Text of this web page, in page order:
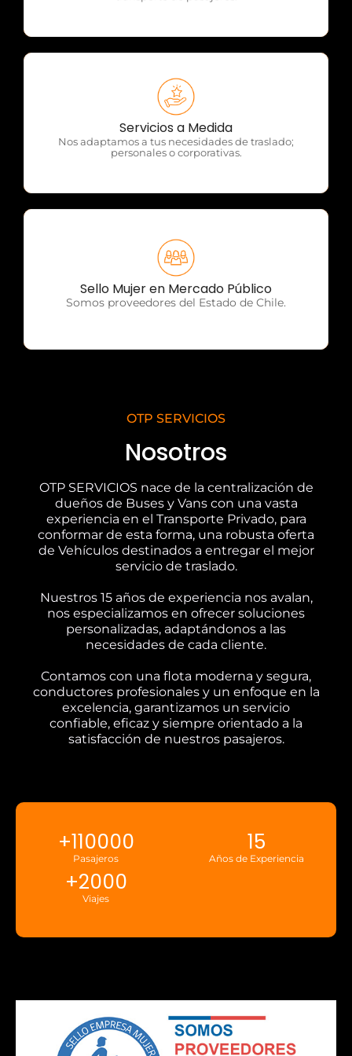
Servicios a Medida
Nos adaptamos a tus necesidades de traslado;
personales o corporativas.
OTP Servicios
Sello Mujer en Mercado Público
Somos proveedores del Estado de Chile.
OTP Servicios
OTP SERVICIOS
Nosotros
OTP SERVICIOS nace de la centralización de
dueños de Buses y Vans con una vasta
experiencia en el Transporte Privado, para
conformar de esta forma, una robusta oferta
de Vehículos destinados a entregar el mejor
servicio de traslado.
Nuestros 15 años de experiencia nos avalan,
nos especializamos en ofrecer soluciones
personalizadas, adaptándonos a las
necesidades de cada cliente.
Contamos con una flota moderna y segura,
conductores profesionales y un enfoque en la
excelencia, garantizamos un servicio
confiable, eficaz y siempre orientado a la
satisfacción de nuestros pasajeros.
Pasajeros
+110000
Años de Experiencia
15
Viajes
+2000